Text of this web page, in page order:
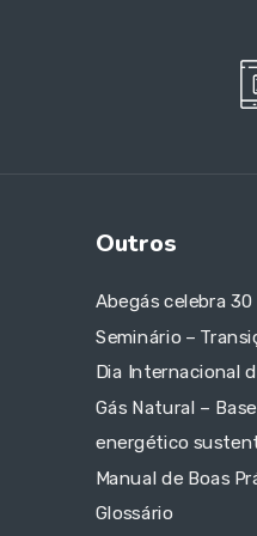
Outros
Abegás celebra 30
Seminário –
Dia Internacional
Gás Natural –
energético
Manual de Boas
Glossário